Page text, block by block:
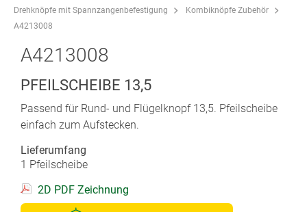
Drehknöpfe mit Spannzangenbefestigung
Kombiknöpfe Zubehör
A4213008
A4213008
PFEILSCHEIBE 13,5
Passend für Rund- und Flügelknopf 13,5. Pfeilscheibe
einfach zum Aufstecken.
Lieferumfang
1 Pfeilscheibe
2D PDF Zeichnung